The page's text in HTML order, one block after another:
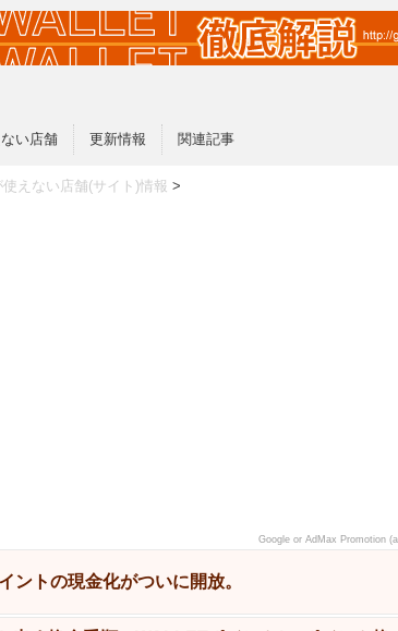
い店舗 更新情報 関連記事
えない店舗(サイト)情報 >
Google or AdMax Promotion
ントの現金化がついに開放。